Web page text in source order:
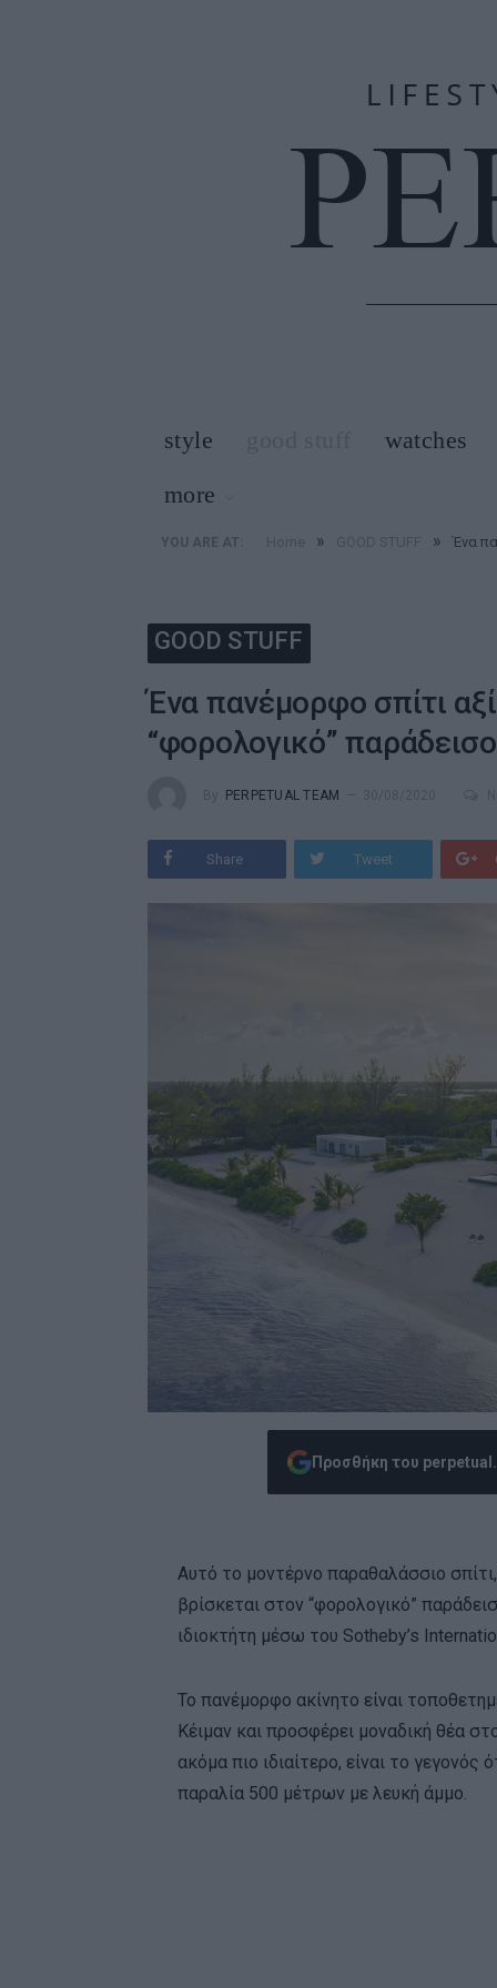
style watches
more
YOU ARE AT: » » Ένα
GOOD STUFF
Ένα πανέμορφο σπίτι
“φορολογικό”
PERPETUAL TEAM
Share Tweet
Προσθήκη του
Αυτό το μοντέρνο παραθαλάσσιο
βρίσκεται στον “φορολογικό”
ιδιοκτήτη μέσω του Sotheby’s
Το πανέμορφο ακίνητο είναι
Κέιμαν και προσφέρει μοναδική θέα
ακόμα πιο ιδιαίτερο, είναι το γεγονός
παραλία 500 μέτρων με λευκή άμμο.